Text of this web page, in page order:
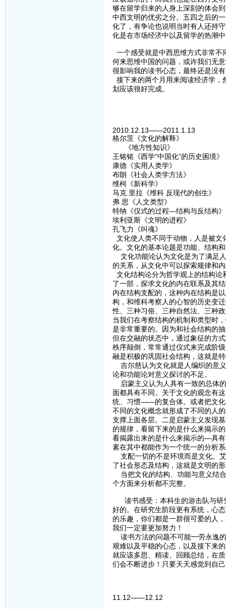
够在留学归来的人身上深刻的体会
中西文明的优劣之分。五四之后的
化了，有争论也说明当时有人还持
化是在市场经济中以及留学的热潮
一个感受就是中西思维方式非常
何来思维中国的问题，或许我们无
很影响我的读书心态，最终还是没
接下来的两个月用来阅读经济学
划应该很好完成。
2010.12.13——2011.1.13
格尔茨《文化的解释》
《地方性知识》
王铭铭《西学“中国化”的历史困境》
康德《实用人类学》
布朗《社会人类学方法》
维柯《新科学》
马克.里拉《维科 反现代的创生》
弗 思《人文类型》
特纳《仪式的过程—结构与反结构》
埃利亚斯《文明的进程》
孔飞力《叫魂》
文化使人类不同于动物，人是被
化。文化的基本论题是功能、结构
文化功能论认为文化是为了满足
的关系，从文化中可以探索规律和
文化结构论分为哲学观上的结构
了一部，探求文化的内在联系及其
内在结构支配的，这种内在结构是
构，和维科考察人的心智的历史变
性、三种习俗、三种自然法、三种
当我们在考察结构的机制和类型时
是非常重要的。因为和社会结构的
但在交融的状态中，通过象征的方
秩序颠倒，常常通过仪式来完成阶
融是积极的巩固社会结构，这就是
吉尔慈认为文化就是人编织的意
论和功能论对意义探讨的不足。
启蒙主义认为人具有一致的总体
面都具有不同。关于文化的观念有
统、习惯——的复合体。或者把文
不同的文化概念就形成了不同的人
支撑上面各层。二是启蒙主义发现
的规律，看留下来的是什么来揭示
看揭露出来的是什么来揭示的—具
素在其中都能作为一个统一的分析
支配一切的不是环境而是文化。
了社会形态及结构，这就是文明的
当把文化的结构、功能与意义结
个方面来分析都不完整。
读书感受：本科生的游击队与研
好的。在研究生阶段更有系统，心
的乐趣，你们都是一群很可爱的人
我们一定要更加努力！
读书方法的问题不可能一劳永逸
艰难以及平稳的心态，以及接下来
就应该多思、精读、回顾总结，在
们会不断进步！只要天天感觉到自
11.12——12.12